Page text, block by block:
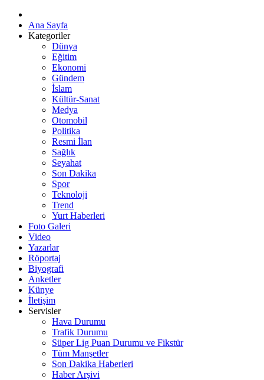
Ana Sayfa
Kategoriler
Dünya
Eğitim
Ekonomi
Gündem
İslam
Kültür-Sanat
Medya
Otomobil
Politika
Resmi İlan
Sağlık
Seyahat
Son Dakika
Spor
Teknoloji
Trend
Yurt Haberleri
Foto Galeri
Video
Yazarlar
Röportaj
Biyografi
Anketler
Künye
İletişim
Servisler
Hava Durumu
Trafik Durumu
Süper Lig Puan Durumu ve Fikstür
Tüm Manşetler
Son Dakika Haberleri
Haber Arşivi